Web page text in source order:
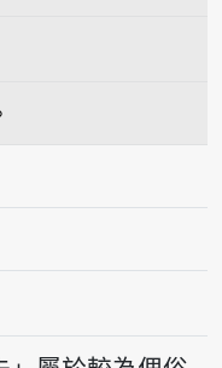
讀khiau--khì